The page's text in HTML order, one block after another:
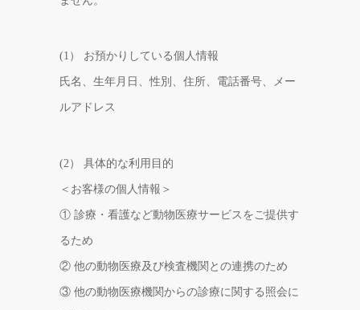
(1） お預かりしている個人情報
氏名、生年月日、性別、住所、電話番号、メー
ルアドレス
(2） 具体的な利用目的
＜お客様の個人情報＞
① 診療・看護など動物医療サービスをご提供す
るため
② 他の動物医療及び検査機関との連携のため
③ 他の動物医療機関からの診療に関する照会に